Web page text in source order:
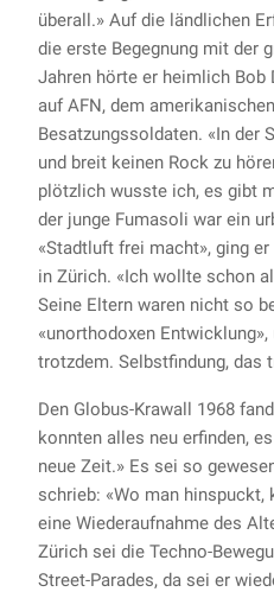
überall.» Auf die ländlichen
die erste Begegnung mit der
Jahren hörte er heimlich Bob
auf AFN, dem
Besatzungssoldaten. «In der
und breit keinen Rock zu
plötzlich wusste ich, es gibt
der junge Fumasoli war ein
«Stadtluft frei macht», ging
in Zürich. «Ich wollte schon
Seine Eltern waren nicht so
«unorthodoxen
trotzdem. Selbstfindung, das
Den Globus-Krawall 1968
konnten alles neu erfinden,
neue Zeit.» Es sei so
schrieb: «Wo man
eine Wiederaufnahme des
Zürich sei die Techno-
Street-Parades, da sei er